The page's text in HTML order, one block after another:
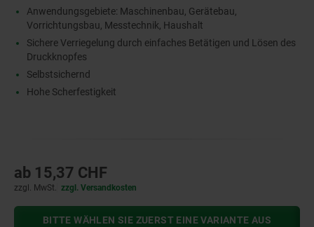
Anwendungsgebiete: Maschinenbau, Gerätebau,
Vorrichtungsbau, Messtechnik, Haushalt
Sichere Verriegelung durch einfaches Betätigen und Lösen des
Druckknopfes
Selbstsichernd
Hohe Scherfestigkeit
ab 15,37 CHF
zzgl. MwSt. zzgl. Versandkosten
BITTE WÄHLEN SIE ZUERST EINE VARIANTE AUS